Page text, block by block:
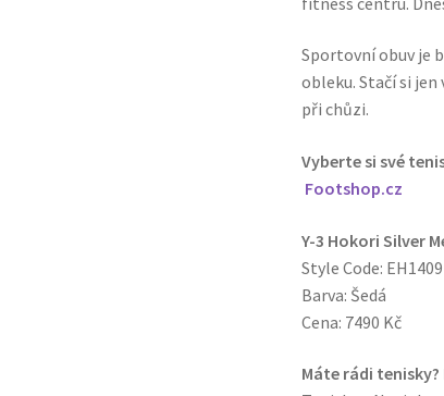
Sportovní obuv je
obleku. Stačí si
při chůzi.
Vyberte si své
Footshop.cz
Y-3 Hokori Silver
Style Code: EH1409
Barva: Šedá
Cena: 7490 Kč
Máte rádi